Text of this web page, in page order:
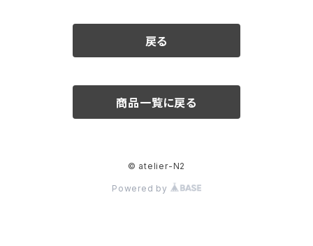
カラーストーン
戻る
商品一覧に戻る
© atelier-N2
Powered by